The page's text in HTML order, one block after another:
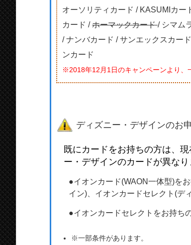
オーソリティカード / KASUMIカー
カード /ホーマックカード/ シマム
/ ナンバカード / サンエックスカー
ンカード
※2018年12月1日のキャンペーンより、
ディズニー・デザインのお
既にカードをお持ちの方は、
ー・デザインのカードが異なり
●イオンカード(WAON一体型)を
イン)、イオンカードセレクト(デ
●イオンカードセレクトをお持ち
※一部条件があります。